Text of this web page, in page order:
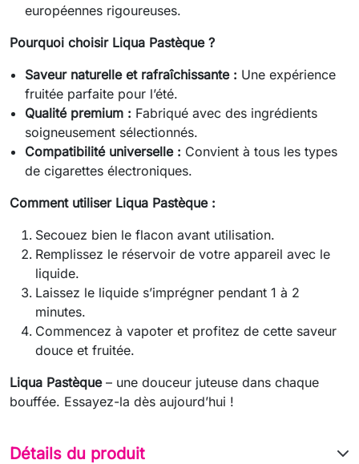
européennes rigoureuses.
Pourquoi choisir Liqua Pastèque ?
Saveur naturelle et rafraîchissante : Une expérience
fruitée parfaite pour l’été.
Qualité premium : Fabriqué avec des ingrédients
soigneusement sélectionnés.
Compatibilité universelle : Convient à tous les types
de cigarettes électroniques.
Comment utiliser Liqua Pastèque :
Secouez bien le flacon avant utilisation.
Remplissez le réservoir de votre appareil avec le
liquide.
Laissez le liquide s’imprégner pendant 1 à 2
minutes.
Commencez à vapoter et profitez de cette saveur
douce et fruitée.
Liqua Pastèque– une douceur juteuse dans chaque
bouffée. Essayez-la dès aujourd’hui !
Détails du produit